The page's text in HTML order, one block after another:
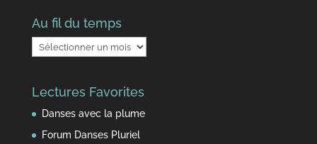
Au fil du temps
Au
fil
temps
Lectures Favorites
Danses avec la plume
Forum Danses Pluriel